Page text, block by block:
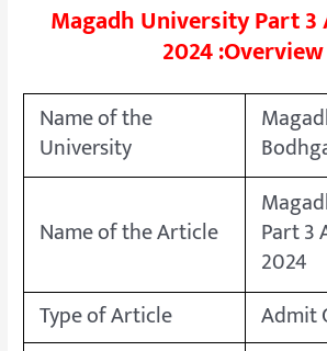
Magadh University Part 3
2024 :Overview
Name of the
University
Name of the Article Part 3
2024
Type of Article
Admit